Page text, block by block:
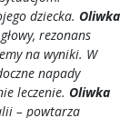
dziecka. Oliwka
rezonans
na wyniki. W
napady
leczenie. Oliwka
– powtarza